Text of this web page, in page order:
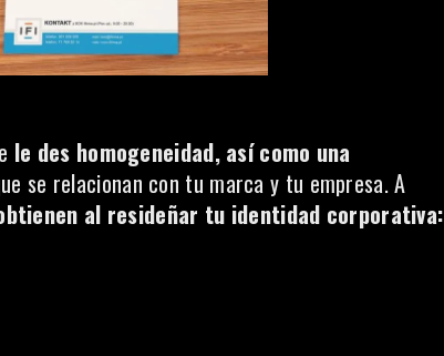
le des homogeneidad, así como una
se relacionan con tu marca y tu empresa. A
al resideñar tu identidad corporativa: